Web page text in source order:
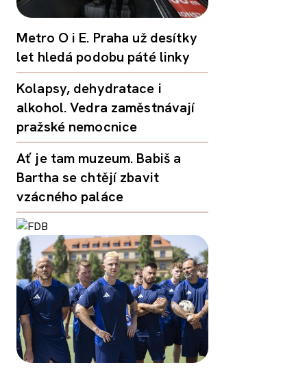
Metro O i E. Praha už desítky
let hledá podobu páté linky
Kolapsy, dehydratace i
alkohol. Vedra zaměstnávají
pražské nemocnice
Ať je tam muzeum. Babiš a
Bartha se chtějí zbavit
vzácného paláce